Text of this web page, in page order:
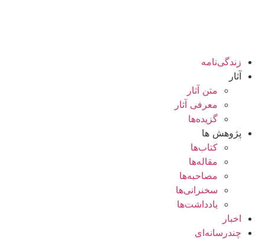
زندگی‌نامه
آثار
متن آثار
معرفی آثار
گزیده‌ها
پژوهش ها
کتاب‌ها
مقاله‌ها
مصاحبه‌ها
سخنرانی‌ها
یادداشت‌ها
اخبار
چندرسانه‌ای